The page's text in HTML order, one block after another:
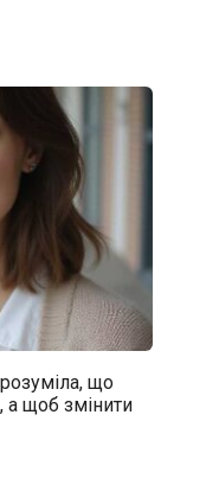
що
а щоб змінити